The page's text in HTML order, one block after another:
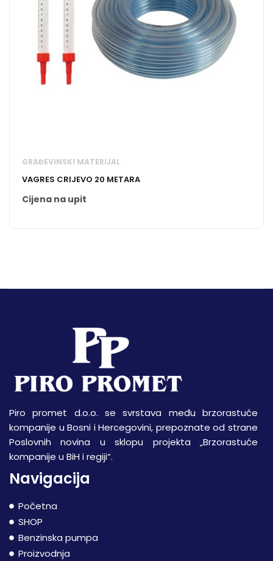
GRAĐEVINSKI MATERIJAL
VAGRES CRIJEVO 20 METARA
Cijena na upit
Piro promet d.o.o. se svrstava među brzorastuće
kompanije u Bosni i Hercegovini, prepoznate od strane
Poslovnih novina u sklopu projekta „Brzorastuće
kompanije u BiH i regiji“.
Navigacija
Početna
SHOP
Benzinska pumpa
Proizvodnja